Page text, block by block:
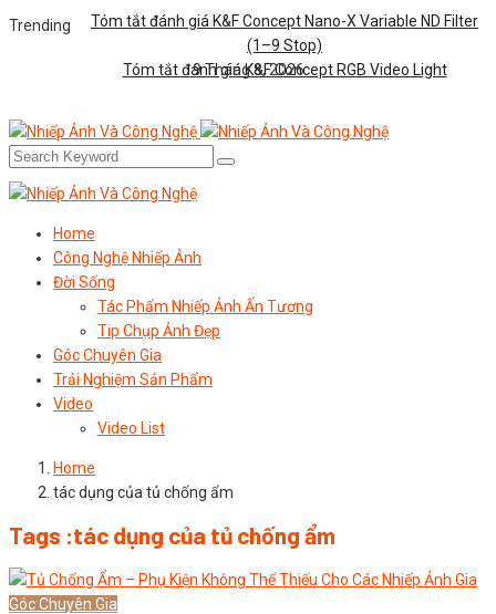
Trending
Tóm tắt đánh giá K&F Concept Nano-X Variable ND Filter
(1–9 Stop)
Tóm tắt đánh giá K&F Concept RGB Video Light
9 Tháng 8, 2026
Home
Công Nghệ Nhiếp Ảnh
Đời Sống
Tác Phẩm Nhiếp Ảnh Ấn Tượng
Tip Chụp Ảnh Đẹp
Góc Chuyên Gia
Trải Nghiệm Sản Phẩm
Video
Video List
Home
tác dụng của tủ chống ẩm
Tags :tác dụng của tủ chống ẩm
Góc Chuyên Gia